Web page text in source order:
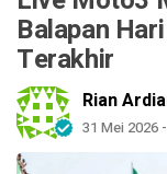
Balapan
Terakhir
Rian
31 Mei 2026